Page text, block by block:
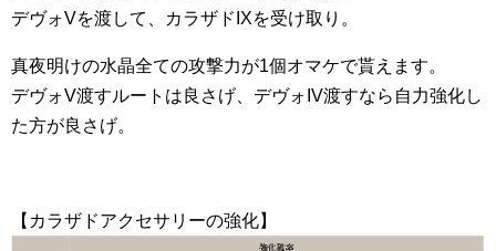
デヴォVを渡して、カラザドIXを受け取り。
真夜明けの水晶全ての攻撃力が1個オマケで貰えます。
デヴォV渡すルートは良さげ、デヴォIV渡すなら自力強化し
た方が良さげ。
【カラザドアクセサリーの強化】